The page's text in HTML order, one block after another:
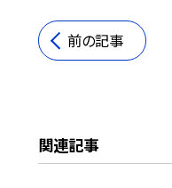
前の記事
関連記事